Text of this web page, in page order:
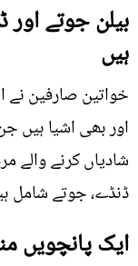
بیلن جوتے
ہیں
خواتین صارفین نے
اور بھی اشیا ہیں
شادیاں کرنے والے
ڈنڈے، جوتے شامل
ایک پانچویں